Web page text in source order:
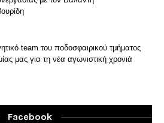
team του ποδοσφαιρικού τμήματος
μας για τη νέα αγωνιστική χρονιά
Facebook